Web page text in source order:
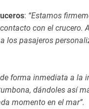
: “Estamos
con el
pasajeros
forma inmediata a
dándoles así
momento en el mar”.